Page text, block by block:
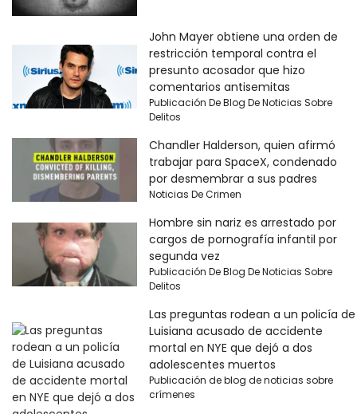
John Mayer obtiene una orden de
restricción temporal contra el
presunto acosador que hizo
comentarios antisemitas
Publicación De Blog De Noticias Sobre
Delitos
Chandler Halderson, quien afirmó
trabajar para SpaceX, condenado
por desmembrar a sus padres
Noticias De Crimen
Hombre sin nariz es arrestado por
cargos de pornografía infantil por
segunda vez
Publicación De Blog De Noticias Sobre
Delitos
Las preguntas rodean a un policía de
Luisiana acusado de accidente
mortal en NYE que dejó a dos
adolescentes muertos
Publicación de blog de noticias sobre
crímenes